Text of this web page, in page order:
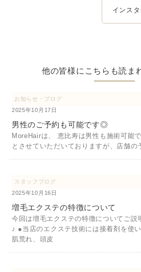
インス
他の皆様にこちらも読ま
お知らせ・ブログ
2025年10月17日
男性のご予約も可能です◎
MoreHairは、 恵比寿は男性も施術可能
とさせていただいておりますが、店舗の
スタッフブログ
2025年10月16日
増毛エクステの特徴について
今回は増毛エクステの特徴についてご説
♪ ●当店のエクステ技術には接着剤を使
肌荒れ、頭皮